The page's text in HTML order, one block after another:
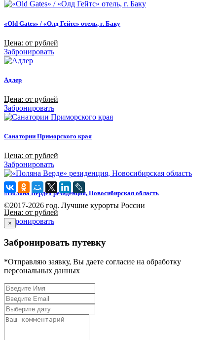
«Old Gates» / «Олд Гейтс» отель, г. Баку
Цена: от рублей
Забронировать
Адлер
Цена: от рублей
Забронировать
Санатории Приморского края
Цена: от рублей
Забронировать
«Поляна Верде» резиденция, Новосибирская область
Цена: от рублей
Забронировать
©2017-2026 год. Лучшие курорты России
×
Забронировать путевку
*Отправляю заявку, Вы даете согласие на обработку
персональных данных